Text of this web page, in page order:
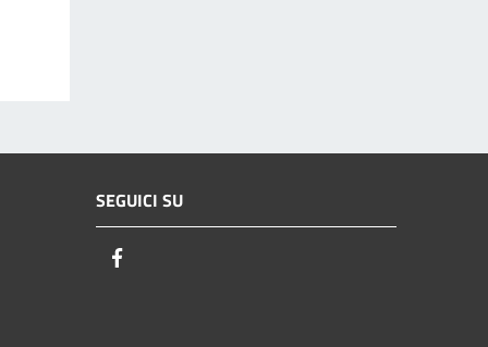
SEGUICI SU